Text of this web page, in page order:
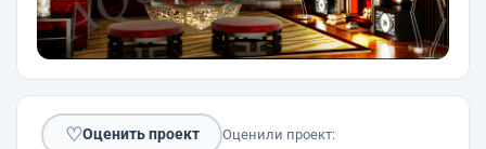
♡Оценить проект Оценили проект: